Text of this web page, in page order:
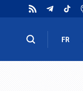
FR